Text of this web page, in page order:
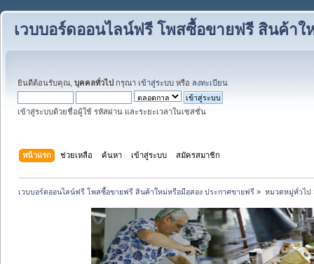
เวบบอร์ดออนไลน์ฟรี โพสซื้อขายฟรี สินค้า
ยินดีต้อนรับคุณ, บุคคลทั่วไป กรุณา เข้าสู่ระบบ หรือ ลงทะเบียน
เข้าสู่ระบบด้วยชื่อผู้ใช้ รหัสผ่าน และระยะเวลาในเซสชั่น
หน้าแรก ช่วยเหลือ ค้นหา เข้าสู่ระบบ สมัครสมาชิก
เวบบอร์ดออนไลน์ฟรี โพสซื้อขายฟรี สินค้าใหม่หรือมือสอง ประกาศขายฟรี » หมวดหมู่ทั่วไป